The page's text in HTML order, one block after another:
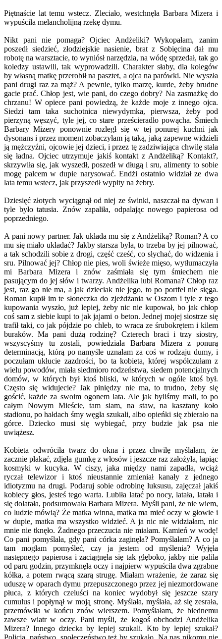
Piętnaście lat temu wstecz. Zleciało, westchnęła Barbara Mizera i
wypuściła melancholijną rzekę dymu.
Nikt pani nie pomaga? Ojciec Andżeliki? Wykopałam, zanim
poszedł siedzieć, złodziejskie nasienie, brat z Sobięcina dał mu
robotę na warsztacie, to wyniósł narzędzia, na wódę sprzedał, tak go
koledzy ustawili, tak wyprowadzili. Charakter słaby, dla kolegów
by własną matkę przerobił na pasztet, a ojca na parówki. Nie wyszła
pani drugi raz za mąż? A pewnie, tylko marzę, kurde, żeby brudne
gacie prać. Chłop jest, wie pani, do czego dobry? Na zasmażkę do
chrzanu! W opiece pani powiedzą, że każde moje z innego ojca.
Siedzi tam taka suchotnica niewydymka, pierwsza, żeby pod
pierzyną węszyć, tyle jej, co stare prześcieradło powącha. Śmiech
Barbary Mizery ponownie rozległ się w tej ponurej kuchni jak
dysonans i przez moment zobaczyłam ją taką, jaką zapewne widzieli
ją mężczyźni, ojcowie jej dzieci, i przez tę zadziwiająca chwilę stała
się ładna. Ojciec utrzymuje jakiś kontakt z Andżeliką? Kontakt?,
skrzywiła się, jak wyszedł, poszedł w długą i sru, alimenty to sobie
mogę palcem w dupie narysować. Endżi ostatnio widział ze dwa
lata temu wstecz, jak przyszedł wypity na żebry.
Dziesięć złotych wyciągnął od niej ze świnki, naszczał na dywan i
tyle było tatusia. Znów zapaliła, odpalając nowego papierosa od
poprzedniego.
A pani nowy partner. Jak układa mu się z Andżeliką? Roman? A co
mu się miało układać? Jakby starsza była, to trzeba by jej pilnować,
a tak schodzili sobie z drogi, część cześć, co słychać, do widzenia i
sru. Pilnować jej? Chłop nie pies, woli świeże mięso, wytłumaczyła
mi Barbara Mizera i znów zaśmiała się tym śmiechem nie
pasującym do jej słów i twarzy. Andżelika lubi Romana? Chłop raz
jest, raz go nie ma, a jak dzieciak nie jego, to po portfel nie sięga.
Roman kupił im te słoneczka do zjeżdżania w Oszom i tyle z tego
kupowania wyszło, już lepiej, żeby nic nie kupował, bo jak chłop
coś sam z siebie kupi to jak jajami o beton. Jednej mojej siostrze się
trafił taki, co jak pójdzie po chleb, to wraca ze śrubokrętem i kilem
buraków. Ma pani dużą rodzinę? Czterech braci i trzy siostry,
wszyscyśmy tu zostali, powiedziała Barbara Mizera z ponurą
determinacją, którą po namyśle uznałam za coś w rodzaju dumy, i
poczułam ukłucie zazdrości, bo ta kobieta, której współczułam z
wielu powodów, miała siedmioro rodzeństwa, siedem potencjalnych
domów, w których był ktoś bliski, w których w ogóle ktoś był.
Często się widujecie? Jak piniędzy nie ma, to trudno, żeby się
gościć, każde za swoim ogonem lata. Ale jak byliśmy mali, to po
całym Nowym Mieście, tam siam, na staw, na kasztany koło
stadionu, po hałdach śmy węgla szukali, albo opieńki się zbierało na
górce. Dziecko musi się wybiegać, przy budzie jak psa nie
uwiążesz.
Kobieta odwróciła twarz do okna i przez chwilę myślałam, że
zacznie płakać, zdjęła gumkę z włosów i jeszcze raz założyła, łapiąc
kosmyki w kucyka. W ciszy, jaka między nami zapadła, wciąż
ryczał telewizor i ktoś nieustannie zmieniał kanały z jednego
idiotyzmu na drugi. Podaruj sobie odrobinę luksusu, zajęczał jakiś
kobiecy głos, jesteś tego warta. Lubiła latać po nocy, latała, latała i
się dolatała, podsumowała Barbara Mizera. Myśli pani, że nie wiem,
co ludzie mówią? Że matka winna, matka ma mieć oczy w głowie i
w dupie, matka ma wszystko widzieć. A ja nic nie widziałam, nic
mnie nie tknęło. Żadnego przeczucia nie miałam. Kamień w wodę!
Co pani pomyślała, gdy pani córka zaginęła? Pomyślałam? A co ja
tam mogłam pomyśleć, czy ja jestem od myślenia? Wyjęła
następnego papierosa i zaciągnęła się tak głęboko, jakby nie paliła
od paru godzin, przymknęła oczy i najpierw wypuściła dwa zgrabne
kółka, a potem rwącą szarą strugę. Miałam wrażenie, że zaraz się
uduszę w oparach dymu przepuszczonego przez jej niezmordowane
płuca, z których czeluści na koniec wydobył się jeszcze szary
cumulus i popłynął w moją stronę. Myślała, myślała, aż się zesrała,
przemówiła w końcu znów wierszem. Pomyślałam, że biednemu
zawsze wiatr w oczy. Pani myśli, że kogoś obchodzi Andżelika
Mizera? Innego dziecka by lepiej szukali. Kto by lepiej szukał?
Policja, państwo, społeczeństwo też by szukało. Na nas nikomu nie